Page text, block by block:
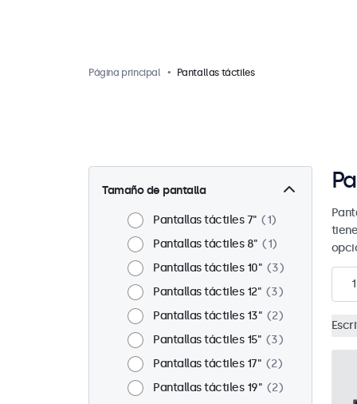
Página principal Pantallas táctiles
Tamaño de pantalla
Pantallas táctiles 7"
1
Pantallas táctiles 8"
1
Pantallas táctiles 10"
3
Pantallas táctiles 12"
3
Pantallas táctiles 13"
2
Pantallas táctiles 15"
3
Pantallas táctiles 17"
2
Pantallas táctiles 19"
2
1